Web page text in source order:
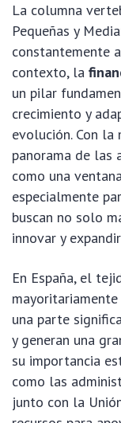
La columna
Pequeñas y
constantemente
contexto, la
un pilar
crecimiento y
evolución. Con
panorama de las
como una
especialmente
buscan no solo
innovar y
En España, el
una parte
y generan una
su importancia
como las
junto con la